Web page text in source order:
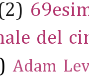
del
Adam